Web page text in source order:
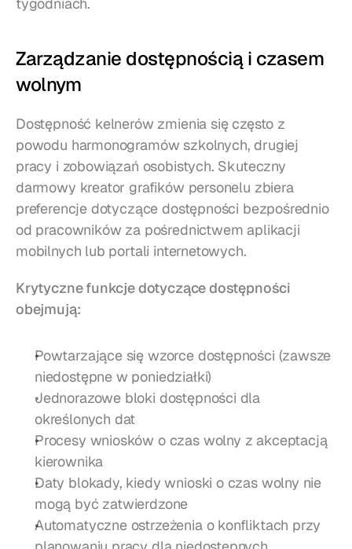
Zarządzanie dostępnością i czasem
wolnym
Dostępność kelnerów zmienia się często z
powodu harmonogramów szkolnych, drugiej
pracy i zobowiązań osobistych. Skuteczny
darmowy kreator grafików personelu zbiera
preferencje dotyczące dostępności bezpośrednio
od pracowników za pośrednictwem aplikacji
mobilnych lub portali internetowych.
Krytyczne funkcje dotyczące dostępności
obejmują:
Powtarzające się wzorce dostępności (zawsze
niedostępne w poniedziałki)
Jednorazowe bloki dostępności dla
określonych dat
Procesy wniosków o czas wolny z akceptacją
kierownika
Daty blokady, kiedy wnioski o czas wolny nie
mogą być zatwierdzone
Automatyczne ostrzeżenia o konfliktach przy